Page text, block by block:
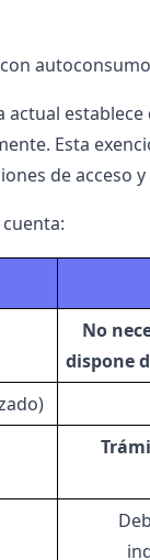
Esta
de acceso
No
dispone